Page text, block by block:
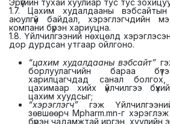
1.7. Цахим худалдааны вэбсайтын
аюулгүй байдал, хэрэглэгчдийн
компани бүрэн хариуцна.
1.8. Үйлчилгээний нөхцөлд
дор дурдсан утгаар ойлгоно.
“цахим худалдааны вэбсайт”
борлуулагчийн бараа
харилцагчдад санал
цахимаар хийх үйлчилгээ
цахим хуудсыг;
“хэрэглэгч” гэж
зөвшөөрч Mpharm.mn-г
бүрэн чадамжтай иргэн, хуулийн